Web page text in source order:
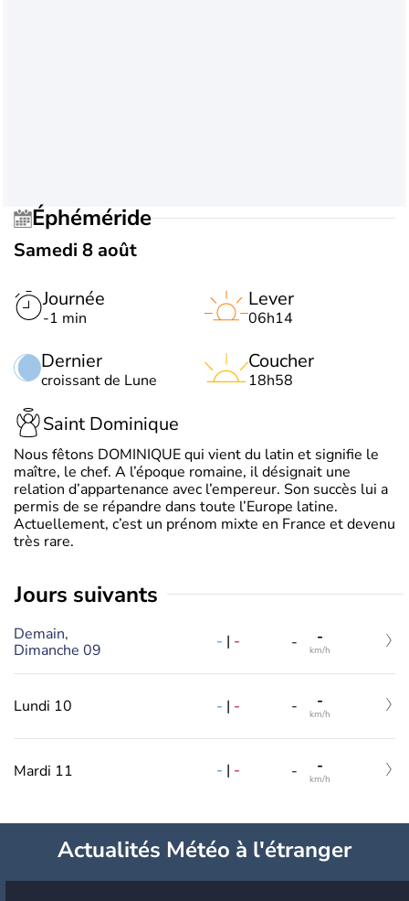
Éphéméride
Samedi 8 août
Journée
-1 min
Dernier
croissant de Lune
Lever
06h14
Coucher
18h58
Saint Dominique
Nous fêtons DOMINIQUE qui vient du latin et signifie le
maître, le chef. A l’époque romaine, il désignait une
relation d’appartenance avec l’empereur. Son succès lui a
permis de se répandre dans toute l’Europe latine.
Actuellement, c’est un prénom mixte en France et devenu
très rare.
jours suivants
Demain,
Dimanche 09
- | - - -
km/h
Lundi 10 - | - - -
km/h
Mardi 11 - | - - -
km/h
Actualités Météo à l'étranger